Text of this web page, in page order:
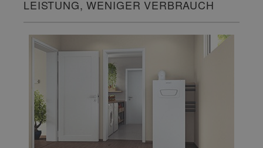
LEISTUNG, WENIGER VERBRAUCH